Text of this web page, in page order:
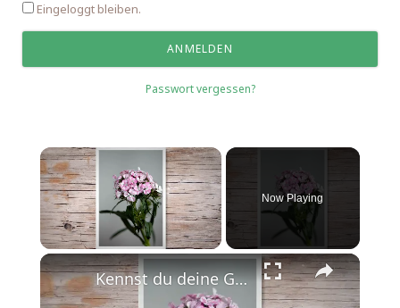
Eingeloggt bleiben.
Passwort vergessen?
Now Playing
Kennst du deine Geburtsblume?